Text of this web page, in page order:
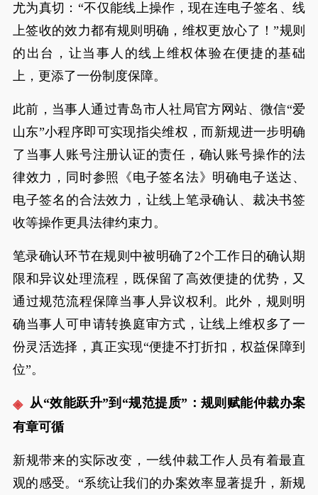
尤为真切：“不仅能线上操作，现在连电子签名、线
上签收的效力都有规则明确，维权更放心了！”规则
的出台，让当事人的线上维权体验在便捷的基础
上，更添了一份制度保障。
此前，当事人通过青岛市人社局官方网站、微信“爱
山东”小程序即可实现指尖维权，而新规进一步明确
了当事人账号注册认证的责任，确认账号操作的法
律效力，同时参照《电子签名法》明确电子送达、
电子签名的合法效力，让线上笔录确认、裁决书签
收等操作更具法律约束力。
笔录确认环节在规则中被明确了2个工作日的确认期
限和异议处理流程，既保留了高效便捷的优势，又
通过规范流程保障当事人异议权利。此外，规则明
确当事人可申请转换庭审方式，让线上维权多了一
份灵活选择，真正实现“便捷不打折扣，权益保障到
位”。
从“效能跃升”到“规范提质”：规则赋能仲裁办案
有章可循
新规带来的实际改变，一线仲裁工作人员有着最直
观的感受。“系统让我们的办案效率显著提升，新规